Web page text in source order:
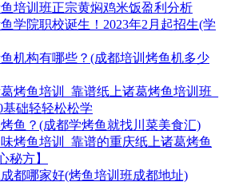
培训班正宗黄焖鸡米饭盈利分析
学院职校诞生！2023年2月起招生(学
机构有哪些？(成都培训烤鱼机多少
烤鱼培训_靠谱纸上诸葛烤鱼培训班_
础轻轻松松学
鱼？(成都学烤鱼就找川菜美食汇)
烤鱼培训_靠谱的重庆纸上诸葛烤鱼
秘方】
都哪家好(烤鱼培训班成都地址)